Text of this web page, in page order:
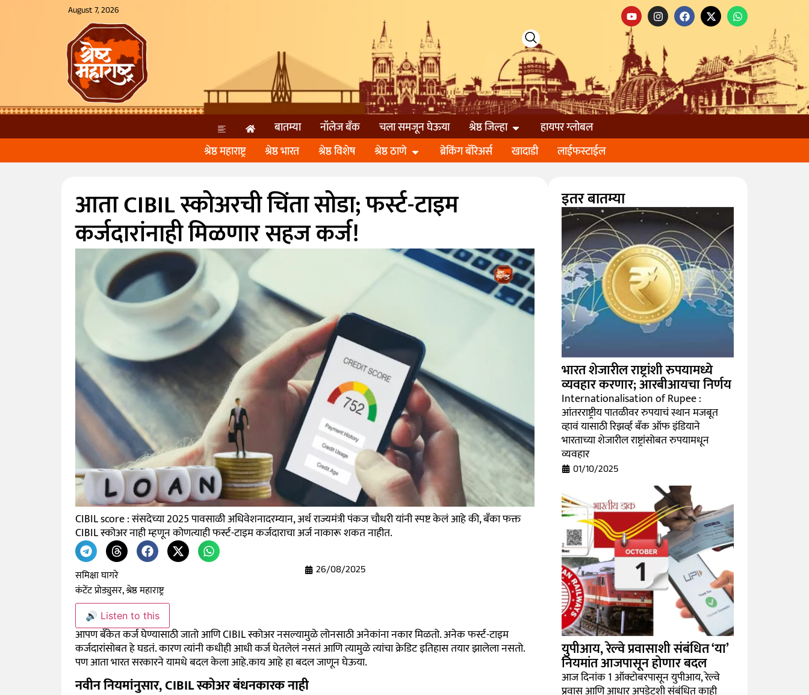
August 7, 2026
बातम्या नॉलेज बॅंक चला समजून घेऊया श्रेष्ठ जिल्हा
हायपर ग्लोबल
श्रेष्ठ महाराष्ट्र
श्रेष्ठ भारत श्रेष्ठ विशेष श्रेष्ठ ठाणे ब्रेकिंग बॅरिअर्स खादाडी लाईफस्टाईल
आता CIBIL स्कोअरची चिंता सोडा; फर्स्ट-टाइम
कर्जदारांनाही मिळणार सहज कर्ज!
CIBIL score : संसदेच्या 2025 पावसाळी अधिवेशनादरम्यान, अर्थ राज्यमंत्री पंकज चौधरी यांनी स्पष्ट केलं आहे की, बँका फक्त
CIBIL स्कोअर नाही म्हणून कोणत्याही फर्स्ट-टाइम कर्जदाराचा अर्ज नाकारू शकत नाहीत.
समिक्षा घागरे
कंटेंट प्रोड्युसर, श्रेष्ठ महाराष्ट्र
26/08/2025
🔊 Listen to this
आपण बँकेत कर्ज घेण्यासाठी जातो आणि CIBIL स्कोअर नसल्यामुळे लोनसाठी अनेकांना नकार मिळतो. अनेक फर्स्ट-टाइम
कर्जदारांसोबत हे घडतं. कारण त्यांनी कधीही आधी कर्ज घेतलेलं नसतं आणि त्यामुळे त्यांचा क्रेडिट इतिहास तयार झालेला नसतो.
पण आता भारत सरकारने यामधे बदल केला आहे.काय आहे हा बदल जाणून घेऊया.
नवीन नियमांनुसार, CIBIL स्कोअर बंधनकारक नाही
इतर बातम्या
भारत शेजारील राष्ट्रांशी रुपयामध्ये
व्यवहार करणार; आरबीआयचा निर्णय
Internationalisation of Rupee :
आंतरराष्ट्रीय पातळीवर रुपयाचं स्थान मजबूत
व्हावं यासाठी रिझर्व्ह बँक ऑफ इंडियाने
भारताच्या शेजारील राष्ट्रांसोबत रुपयामधून
व्यवहार
01/10/2025
युपीआय, रेल्वे प्रवासाशी संबंधित ‘या’
नियमांत आजपासून होणार बदल
आज दिनांक 1 ऑक्टोबरपासून युपीआय, रेल्वे
प्रवास आणि आधार अपडेटशी संबंधित काही